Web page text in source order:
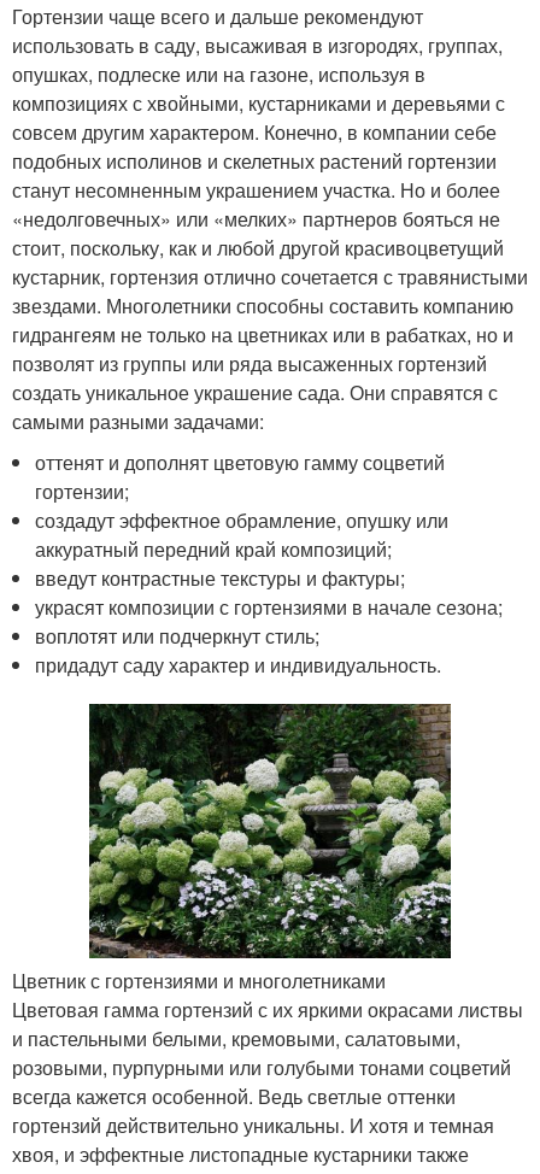
Гортензии чаще всего и дальше рекомендуют
использовать в саду, высаживая в изгородях, группах,
опушках, подлеске или на газоне, используя в
композициях с хвойными, кустарниками и деревьями с
совсем другим характером. Конечно, в компании себе
подобных исполинов и скелетных растений гортензии
станут несомненным украшением участка. Но и более
«недолговечных» или «мелких» партнеров бояться не
стоит, поскольку, как и любой другой красивоцветущий
кустарник, гортензия отлично сочетается с травянистыми
звездами. Многолетники способны составить компанию
гидрангеям не только на цветниках или в рабатках, но и
позволят из группы или ряда высаженных гортензий
создать уникальное украшение сада. Они справятся с
самыми разными задачами:
оттенят и дополнят цветовую гамму соцветий
гортензии;
создадут эффектное обрамление, опушку или
аккуратный передний край композиций;
введут контрастные текстуры и фактуры;
украсят композиции с гортензиями в начале сезона;
воплотят или подчеркнут стиль;
придадут саду характер и индивидуальность.
Цветник с гортензиями и многолетниками
Цветовая гамма гортензий с их яркими окрасами листвы
и пастельными белыми, кремовыми, салатовыми,
розовыми, пурпурными или голубыми тонами соцветий
всегда кажется особенной. Ведь светлые оттенки
гортензий действительно уникальны. И хотя и темная
хвоя, и эффектные листопадные кустарники также